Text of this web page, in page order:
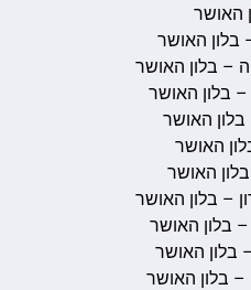
האושר
בלון האושר
– בלון האושר
בלון האושר
האושר
האושר
האושר
– בלון האושר
– בלון האושר
בלון האושר
– בלון האושר